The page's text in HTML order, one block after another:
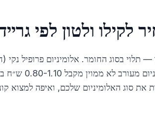
ב-2026 משלם בין 0.80 ל-2.20 ש״ח לקילו — תלוי בסוג החומר. אלומיניום פרופיל
דלתות, מסגרות) מגיע לטווח העליון של
את סוג האלומיניום שלכם, ואיפה למצוא